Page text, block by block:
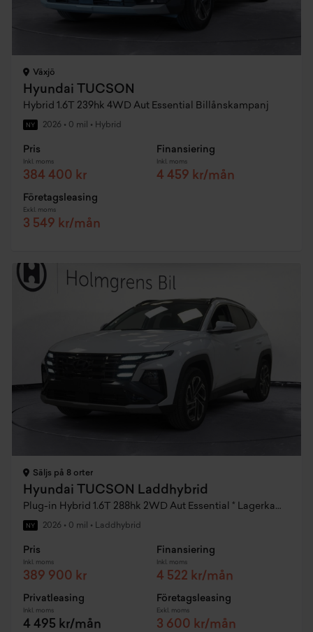
Växjö
Hyundai TUCSON
Hybrid 1.6T 239hk 4WD Aut Essential Billånskampanj
NY 2026 • 0 mil • Hybrid
Pris
Inkl. moms
384 400 kr
Finansiering
Inkl. moms
4 459 kr/mån
Företagsleasing
Exkl. moms
3 549 kr/mån
Säljs på 8 orter
Hyundai TUCSON Laddhybrid
Plug-in Hybrid 1.6T 288hk 2WD Aut Essential * Lagerkampanj MY26
NY 2026 • 0 mil • Laddhybrid
Pris
Inkl. moms
389 900 kr
Finansiering
Inkl. moms
4 522 kr/mån
Privatleasing
Inkl. moms
4 495 kr/mån
Företagsleasing
Exkl. moms
3 600 kr/mån